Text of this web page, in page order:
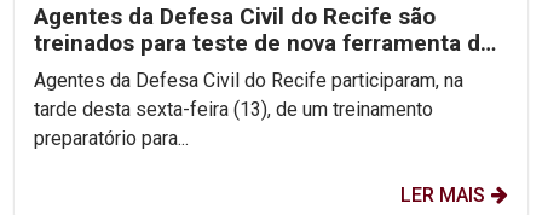
Agentes da Defesa Civil do Recife são
treinados para teste de nova ferramenta de
alerta de desastres
Agentes da Defesa Civil do Recife participaram, na
tarde desta sexta-feira (13), de um treinamento
preparatório para...
LER MAIS